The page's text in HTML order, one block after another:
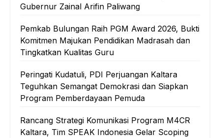
Gubernur Zainal Arifin Paliwang
Pemkab Bulungan Raih PGM Award 2026, Bukti
Komitmen Majukan Pendidikan Madrasah dan
Tingkatkan Kualitas Guru
Peringati Kudatuli, PDI Perjuangan Kaltara
Teguhkan Semangat Demokrasi dan Siapkan
Program Pemberdayaan Pemuda
Rancang Strategi Komunikasi Program M4CR
Kaltara, Tim SPEAK Indonesia Gelar Scoping